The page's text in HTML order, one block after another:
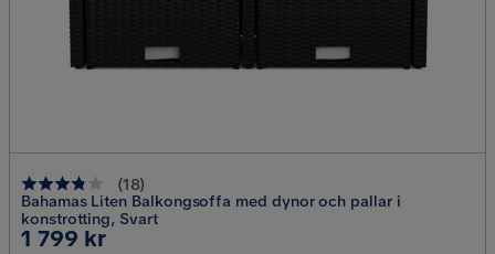
(18)
Bahamas Liten Balkongsoffa med dynor och pallar i
konstrotting, Svart
Pris
1 799 kr